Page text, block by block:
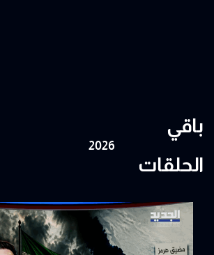
باقي
الحلقات